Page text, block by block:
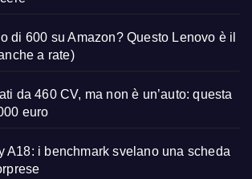
di 600 su Amazon? Questo Lenovo è il
a rate)
da 460 CV, ma non è un’auto: questa
euro
A18: i benchmark svelano una scheda